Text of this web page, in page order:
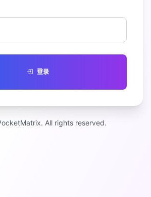
登录
All rights reserved.